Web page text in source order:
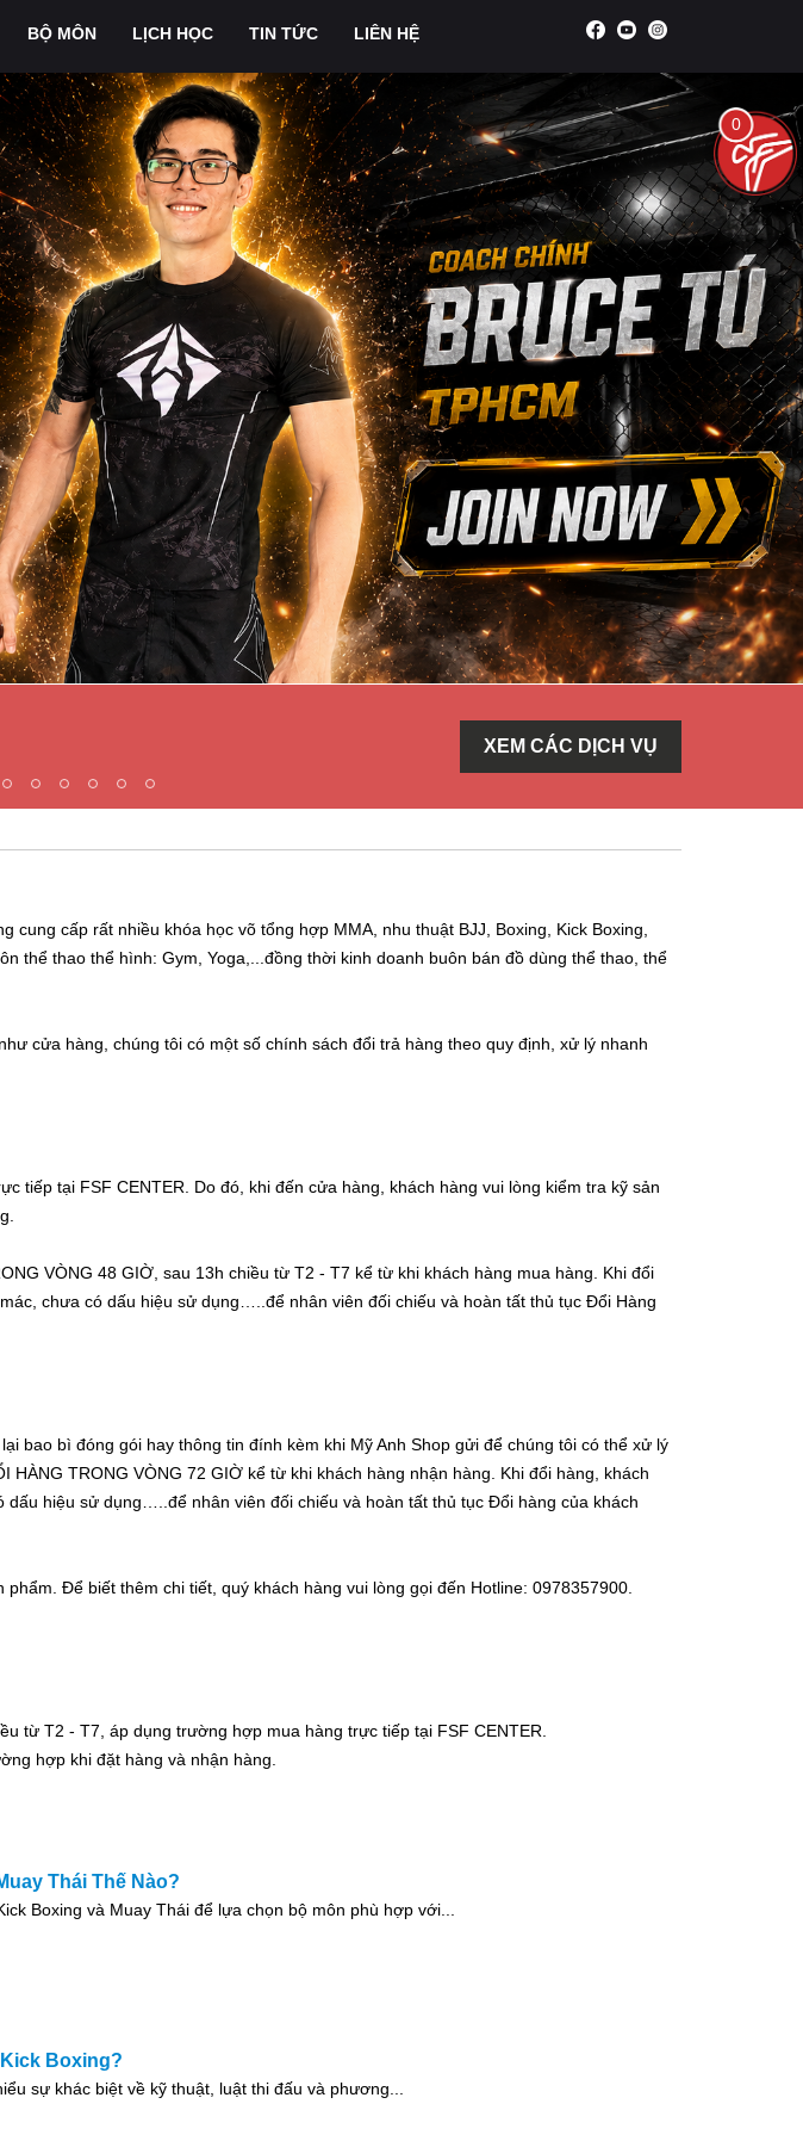
BỘ MÔN LỊCH HỌC TIN TỨC LIÊN HỆ
0
XEM CÁC DỊCH VỤ
cấp rất nhiều khóa học võ tổng hợp MMA, nhu thuật BJJ, Boxing, Kick Boxing,
thể thao thể hình: Gym, Yoga,...đồng thời kinh doanh buôn bán đồ dùng thể thao, thể
cửa hàng, chúng tôi có một số chính sách đổi trả hàng theo quy định, xử lý nhanh
tiếp tại FSF CENTER. Do đó, khi đến cửa hàng, khách hàng vui lòng kiểm tra kỹ sản
VÒNG 48 GIỜ, sau 13h chiều từ T2 - T7 kể từ khi khách hàng mua hàng. Khi đổi
chưa có dấu hiệu sử dụng…..để nhân viên đối chiếu và hoàn tất thủ tục Đổi Hàng
bao bì đóng gói hay thông tin đính kèm khi Mỹ Anh Shop gửi để chúng tôi có thể xử lý
TRONG VÒNG 72 GIỜ kể từ khi khách hàng nhận hàng. Khi đổi hàng, khách
hiệu sử dụng…..để nhân viên đối chiếu và hoàn tất thủ tục Đổi hàng của khách
Để biết thêm chi tiết, quý khách hàng vui lòng gọi đến Hotline: 0978357900.
từ T2 - T7, áp dụng trường hợp mua hàng trực tiếp tại FSF CENTER.
hợp khi đặt hàng và nhận hàng.
Thái Thế Nào?
Boxing và Muay Thái để lựa chọn bộ môn phù hợp với...
Boxing?
sự khác biệt về kỹ thuật, luật thi đấu và phương...